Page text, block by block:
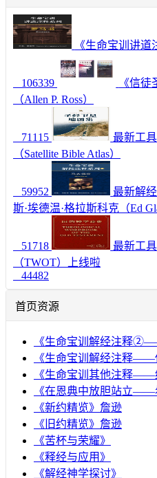
《生命宝训讲
106339
《信
（Allen P. Ross）
71115
最新工
（Satellite Bible Atlas）
59952
最新解
斯·埃德温·格拉斯科克（Ed
51718
最新工
（TWOT）上线啦
44482
首页资源
《生命宝训解经注释
《生命宝训解经注释——
《生命宝训其他注释——
《在恩典中放胆站立——
《新约精览》詹逊
《旧约精览》詹逊
《苦杯与荣耀》
《释经与应用》
《解经神学探讨》